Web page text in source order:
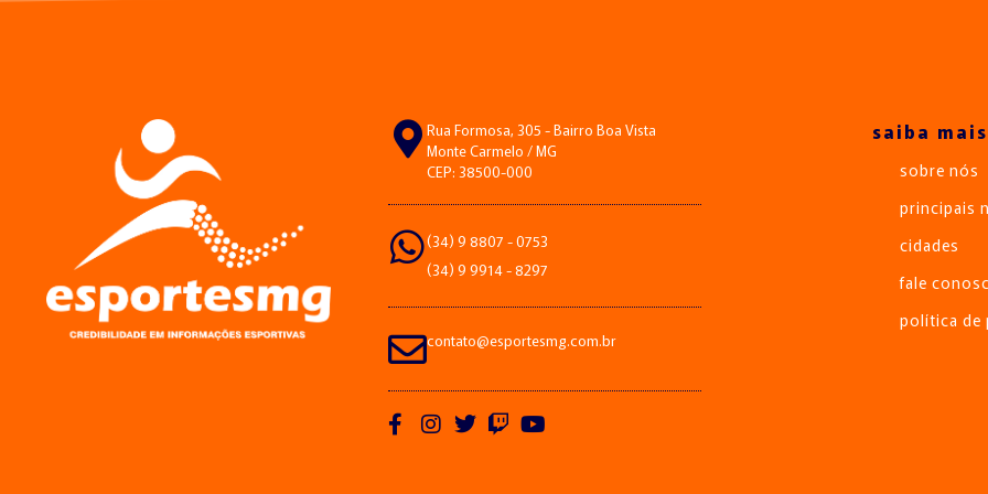
Rua Formosa, 305 - Bairro Boa Vista
Monte Carmelo / MG
CEP: 38500-000
(34) 9 8807 - 0753
(34) 9 9914 - 8297
contato@esportesmg.com.br
saiba mais
sobre nós
principais
cidades
fale
política de